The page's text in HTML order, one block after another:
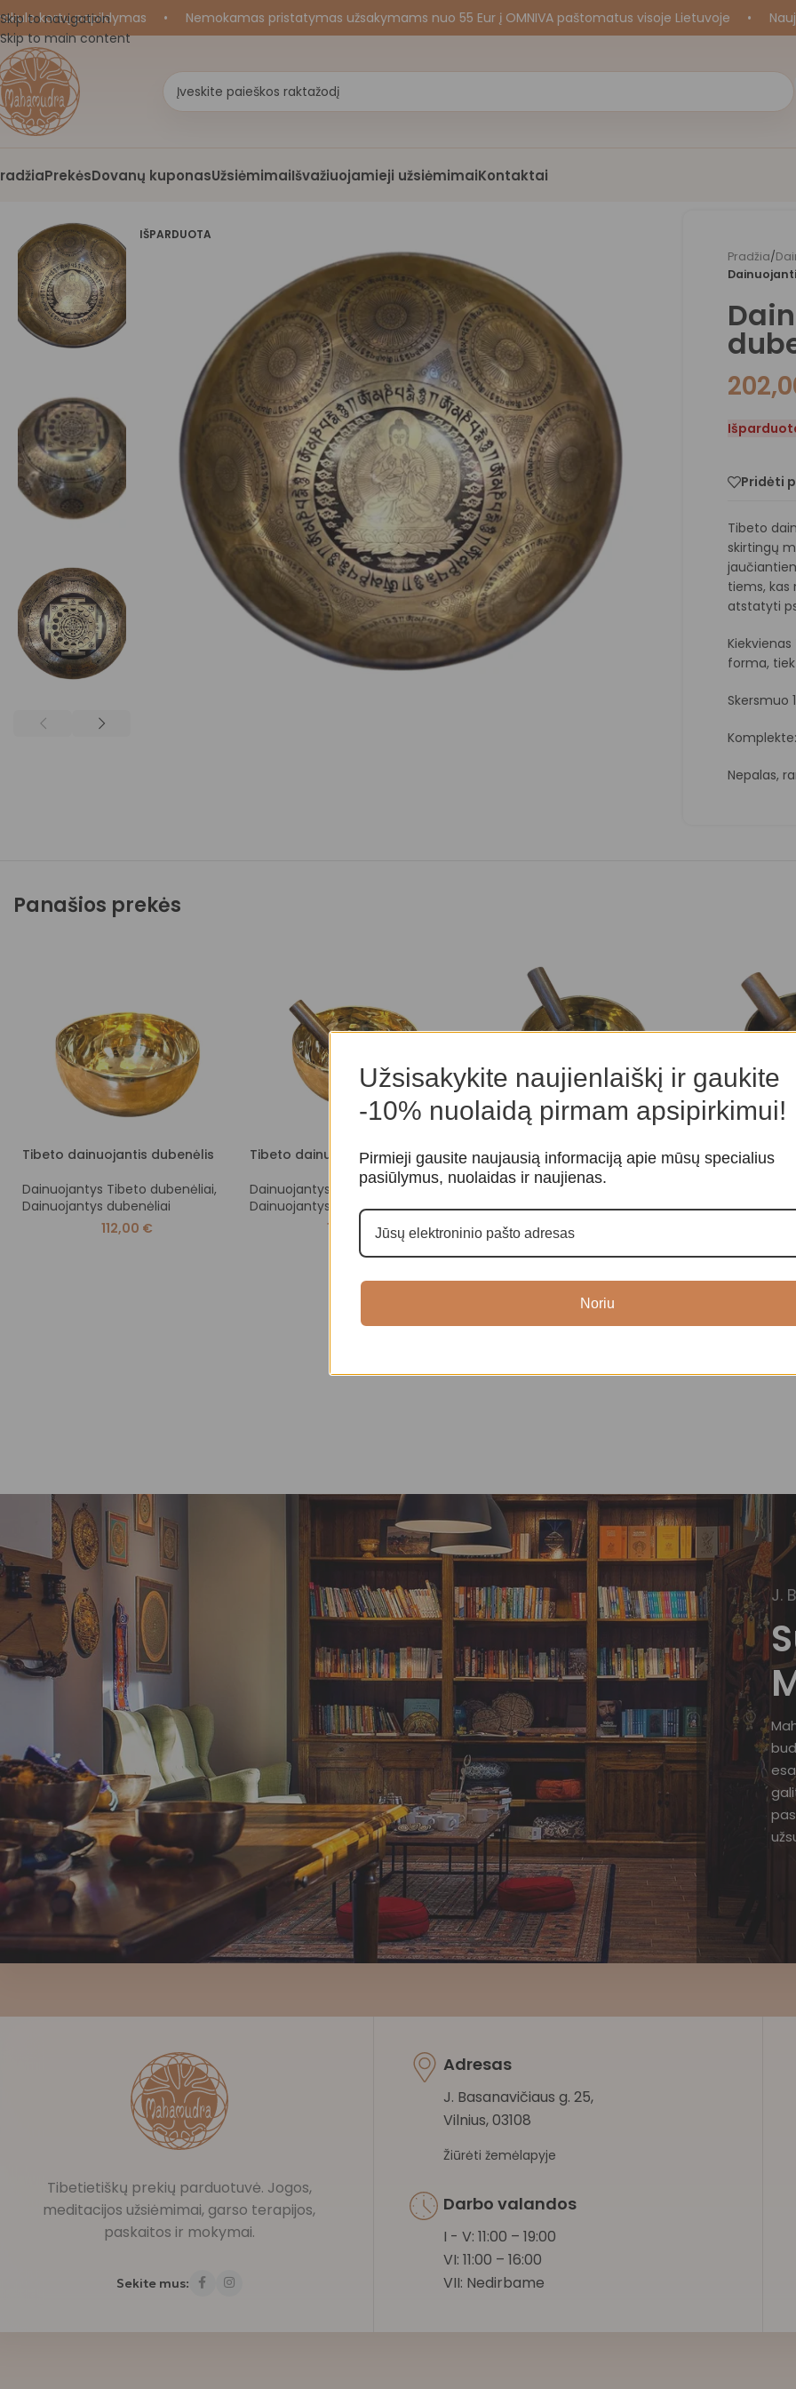
Skip to navigation
Skip to main content
kortų papildymas • Nemokamas pristatymas užsakymams nuo 55 Eur į OMNIVA paštomatus visoje Lietuvoje • Naujos
PrekėsDovanų kuponasUžsiėmimaiIšvažiuojamieji užsiėmimaiKontaktai
IŠPARDUOTA
Pradžia/
Pridėti
Tibeto
skirtingų
tiems, kas
atstatyti
forma,
Skersmuo
Nepalas,
Panašios prekės
Tibeto dainuojantis dubenėlis
Dainuojantys Tibeto dubenėliai,
Dainuojantys dubenėliai
112,00 €
Tibeto dainuojantis dubenėlis
Dainuojantys Tibeto dubenėliai,
Dainuojantys dubenėliai
105,00
€
Tibeto dainuojantis dubenėlis
Dainuojantys Tibeto dubenėliai
Dainuojantys dubenėliai
84,00
Tibeto
Dainuojantys
Dainuojantys
J.
Tibetietiškų prekių parduotuvė. Jogos,
meditacijos užsiėmimai, garso terapijos,
paskaitos ir mokymai.
Sekite mus:
Adresas
J. Basanavičiaus g. 25,
Vilnius, 03108
Žiūrėti žemėlapyje
Darbo valandos
I - V: 11:00 – 19:00
VI: 11:00 – 16:00
VII: Nedirbame
Užsisakykite naujienlaiškį ir gaukite
-10% nuolaidą pirmam apsipirkimui!
Pirmieji gausite naujausią informaciją apie mūsų specialius
pasiūlymus, nuolaidas ir naujienas.
Noriu